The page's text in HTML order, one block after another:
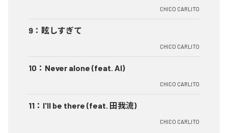
CHICO CARLITO
9 ： 眩しすぎて
CHICO CARLITO
10 ： Never alone (feat. AI)
CHICO CARLITO
11 ： I'll be there (feat. 田我流)
CHICO CARLITO